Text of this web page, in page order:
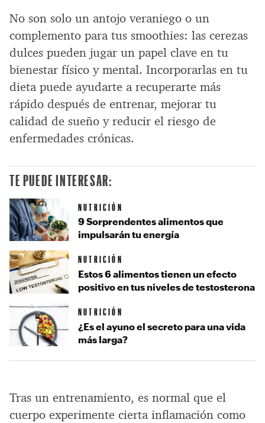
No son solo un antojo veraniego o un
complemento para tus smoothies: las cerezas
dulces pueden jugar un papel clave en tu
bienestar físico y mental. Incorporarlas en tu
dieta puede ayudarte a recuperarte más
rápido después de entrenar, mejorar tu
calidad de sueño y reducir el riesgo de
enfermedades crónicas.
Tras un entrenamiento, es normal que el
cuerpo experimente cierta inflamación como
TE PUEDE INTERESAR:
NUTRICIÓN
9 Sorprendentes alimentos que
impulsarán tu energía
NUTRICIÓN
Estos 6 alimentos tienen un efecto
positivo en tus niveles de testosterona
NUTRICIÓN
¿Es el ayuno el secreto para una vida
más larga?